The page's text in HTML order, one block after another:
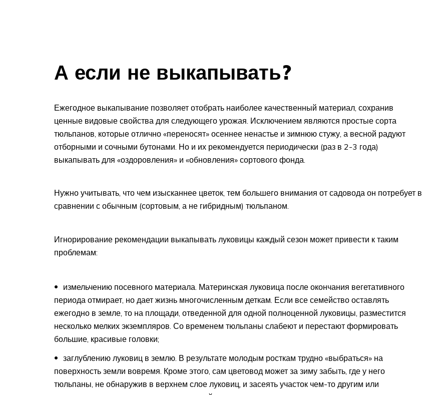
А если не выкапывать?
Ежегодное выкапывание позволяет отобрать наиболее качественный материал, сохранив
ценные видовые свойства для следующего урожая. Исключением являются простые сорта
тюльпанов, которые отлично «переносят» осеннее ненастье и зимнюю стужу, а весной радуют
отборными и сочными бутонами. Но и их рекомендуется периодически (раз в 2-3 года)
выкапывать для «оздоровления» и «обновления» сортового фонда.
Нужно учитывать, что чем изысканнее цветок, тем большего внимания от садовода он потребует в
сравнении с обычным (сортовым, а не гибридным) тюльпаном.
Игнорирование рекомендации выкапывать луковицы каждый сезон может привести к таким
проблемам:
измельчению посевного материала. Материнская луковица после окончания вегетативного
периода отмирает, но дает жизнь многочисленным деткам. Если все семейство оставлять
ежегодно в земле, то на площади, отведенной для одной полноценной луковицы, разместится
несколько мелких экземпляров. Со временем тюльпаны слабеют и перестают формировать
большие, красивые головки;
заглублению луковиц в землю. В результате молодым росткам трудно «выбраться» на
поверхность земли вовремя. Кроме этого, сам цветовод может за зиму забыть, где у него
тюльпаны, не обнаружив в верхнем слое луковиц, и засеять участок чем-то другим или